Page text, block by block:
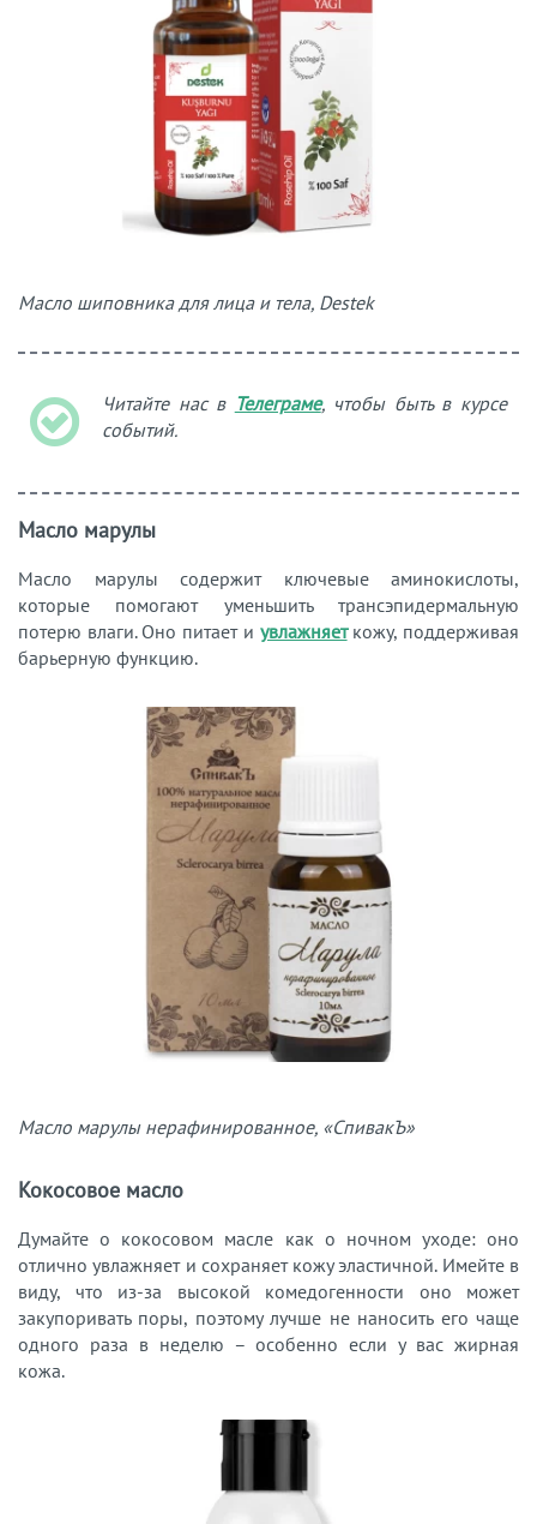
Масло шиповника для лица и тела, Destek
Читайте нас в Телеграме, чтобы быть в курсе
событий.
Масло марулы
Масло марулы содержит ключевые аминокислоты,
которые помогают уменьшить трансэпидермальную
потерю влаги. Оно питает и увлажняеткожу, поддерживая
барьерную функцию.
Масло марулы нерафинированное, «СпивакЪ»
Кокосовое масло
Думайте о кокосовом масле как о ночном уходе: оно
отлично увлажняет и сохраняет кожу эластичной. Имейте в
виду, что из-за высокой комедогенности оно может
закупоривать поры, поэтому лучше не наносить его чаще
одного раза в неделю – особенно если у вас жирная
кожа.